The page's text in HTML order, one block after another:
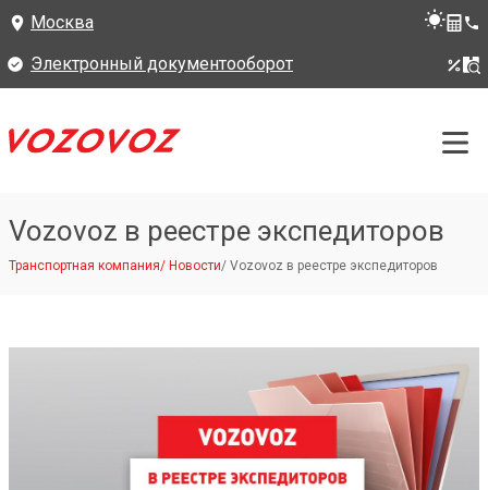
Москва
Электронный документооборот
Vozovoz в реестре экспедиторов
Транспортная компания/ Новости/ Vozovoz в реестре экспедиторов